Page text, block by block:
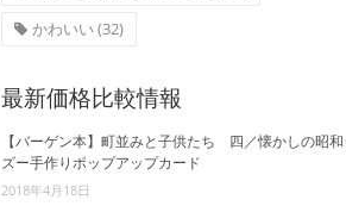
かわいい(32)
最新価格比較情報
【バーゲン本】町並みと子供たち 四／懐かしの昭和
ズー手作りポップアップカード
2018年4月18日